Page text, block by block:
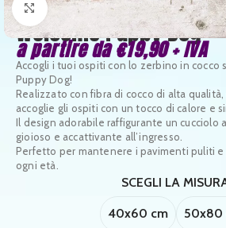
Clicca per ingrandire
Welcome Puppy Dog
a partire da€19,90+ IVA
Accogli i tuoi ospiti con lo zerbino in cocco
Puppy Dog!
Realizzato con fibra di cocco di alta
accoglie gli ospiti con un tocco di calore e
Il design adorabile raffigurante un cucciolo
gioioso e accattivante all’ingresso.
Perfetto per mantenere i pavimenti puliti e
ogni età.
SCEGLI LA
40x60 cm 50x80